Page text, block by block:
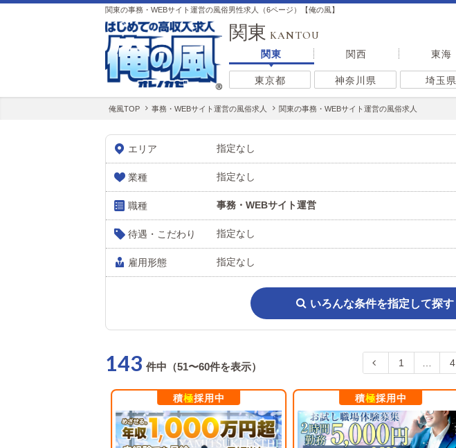
関東の事務・WEBサイト運営の風俗男性求人（6ページ）【俺の風】
関東 KANTOU
関東 関西 東海
東京都 神奈川県 埼玉県
俺風TOP 事務・WEBサイト運営の風俗求人 関東の事務・WEBサイト運営の風俗求人
エリア 指定なし
業種 指定なし
職種 事務・WEBサイト運営
待遇・こだわり 指定なし
雇用形態 指定なし
いろんな条件を指定して探す
143 件中（51〜60件を表示） 1 4
積極採用中 積極採用中